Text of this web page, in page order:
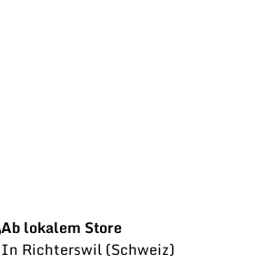
Ab lokalem Store
In Richterswil (Schweiz)